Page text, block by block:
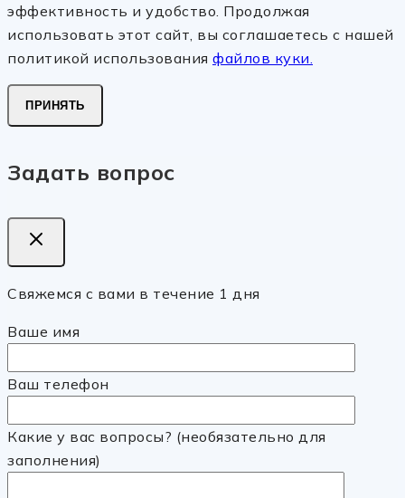
эффективность и удобство. Продолжая
использовать этот сайт, вы соглашаетесь с нашей
политикой использования файлов куки.
ПРИНЯТЬ
Задать вопрос
Свяжемся с вами в течение 1 дня
Ваше имя
Ваш телефон
Какие у вас вопросы? (необязательно для
заполнения)